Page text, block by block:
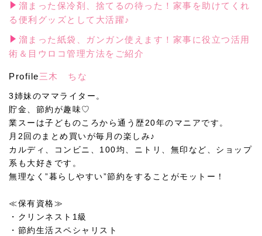
溜まった保冷剤、捨てるの待った！家事を助けてくれ
る便利グッズとして大活躍♪
溜まった紙袋、ガンガン使えます！家事に役立つ活用
術＆目ウロコ管理方法をご紹介
Profile三木 ちな
3姉妹のママライター。
貯金、節約が趣味♡
業スーは子どものころから通う歴20年のマニアです。
月2回のまとめ買いが毎月の楽しみ♪
カルディ、コンビニ、100均、ニトリ、無印など、ショップ
系も大好きです。
無理なく”暮らしやすい”節約をすることがモットー！
≪保有資格≫
・クリンネスト1級
・節約生活スペシャリスト